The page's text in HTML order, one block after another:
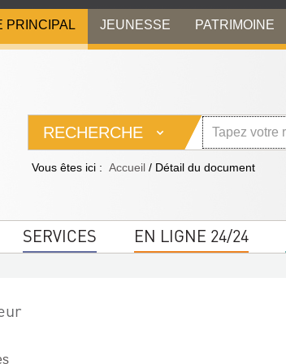
PRINCIPAL JEUNESSE PATRIMOINE
RECHERCHE
Vous êtes ici : Accueil / Détail du document
SERVICES EN LIGNE 24/24